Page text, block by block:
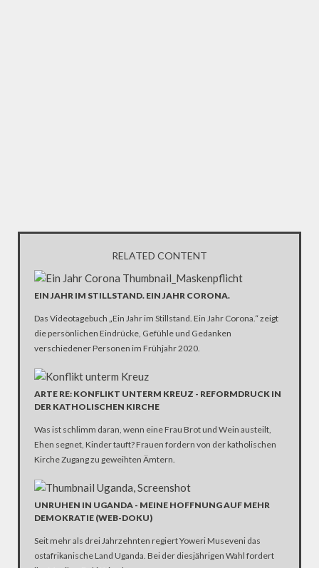
RELATED CONTENT
EIN JAHR IM STILLSTAND. EIN JAHR CORONA.
Das Videotagebuch „Ein Jahr im Stillstand. Ein Jahr Corona.“ zeigt
die persönlichen Eindrücke, Gefühle und Gedanken
verschiedener Personen im Frühjahr 2020.
ARTE RE: KONFLIKT UNTERM KREUZ - REFORMDRUCK IN
DER KATHOLISCHEN KIRCHE
Was ist schlimm daran, wenn eine Frau Brot und Wein austeilt,
Ehen segnet, Kinder tauft? Frauen fordern von der katholischen
Kirche Zugang zu geweihten Ämtern.
UNRUHEN IN UGANDA - MEINE HOFFNUNG AUF MEHR
DEMOKRATIE (WEB-DOKU)
Seit mehr als drei Jahrzehnten regiert Yoweri Museveni das
ostafrikanische Land Uganda. Bei der diesjährigen Wahl fordert